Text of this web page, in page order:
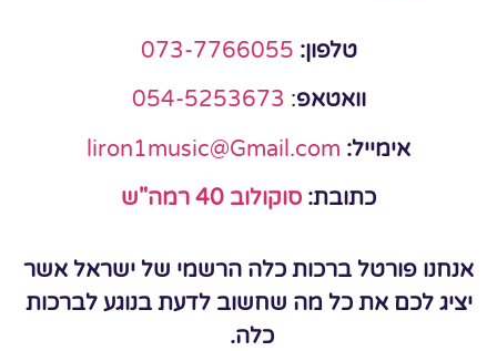
טלפון: 073-7766055
וואטאפ:
054-5253673
אימייל: liron1music@Gmail.com
כתובת: סוקולוב 40 רמה"ש
אנחנו פורטל ברכות כלה הרשמי של ישראל אשר
יציג לכם את כל מה שחשוב לדעת בנוגע לברכות
כלה.